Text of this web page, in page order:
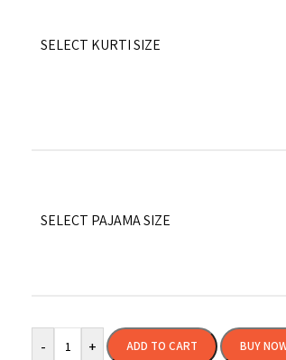
SELECT KURTI SIZE
SELECT PAJAMA SIZE
- + ADD TO CART BUY